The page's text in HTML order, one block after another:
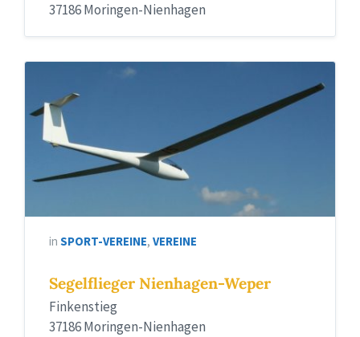
37186 Moringen-Nienhagen
in SPORT-VEREINE, VEREINE
Segelflieger Nienhagen-Weper
Finkenstieg
37186 Moringen-Nienhagen